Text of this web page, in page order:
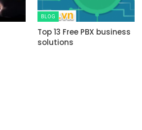
BLOG
Top 13 Free PBX business
solutions